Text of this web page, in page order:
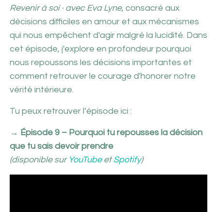
Revenir à soi · avec Eva Lyne, consacré aux
décisions difficiles en amour et aux mécanismes
qui nous empêchent d'agir malgré la lucidité. Dans
cet épisode, j'explore en profondeur pourquoi
nous repoussons les décisions importantes et
comment retrouver le courage d'honorer notre
vérité intérieure.
Tu peux retrouver l’épisode ici :
→ Épisode 9 – Pourquoi tu repousses la décision
que tu sais devoir prendre
(disponible sur YouTube et Spotify)